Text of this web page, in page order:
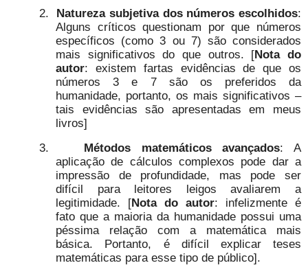
2.
Natureza subjetiva dos números escolhidos:
Alguns críticos questionam por que números
específicos (como 3 ou 7) são considerados
mais significativos do que outros. [Nota do
autor: existem fartas evidências de que os
números 3 e 7 são os preferidos da
humanidade, portanto, os mais significativos –
tais evidências são apresentadas em meus
livros]
3.
Métodos matemáticos avançados: A
aplicação de cálculos complexos pode dar a
impressão de profundidade, mas pode ser
difícil para leitores leigos avaliarem a
legitimidade. [Nota do autor: infelizmente é
fato que a maioria da humanidade possui uma
péssima relação com a matemática mais
básica. Portanto, é difícil explicar teses
matemáticas para esse tipo de público].